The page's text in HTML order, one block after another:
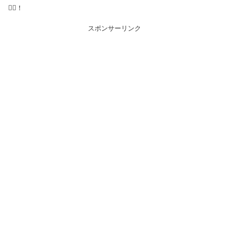
🙆‍♀️！
スポンサーリンク